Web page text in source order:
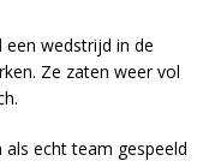
een wedstrijd in de
Ze zaten weer vol
echt team gespeeld